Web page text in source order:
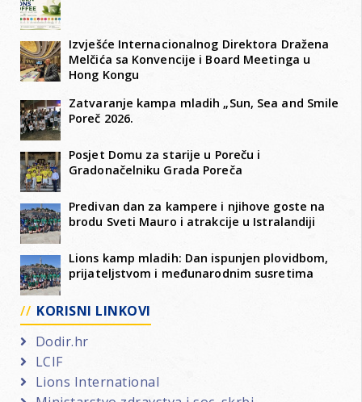
Izvješće Internacionalnog Direktora Dražena
Melčića sa Konvencije i Board Meetinga u
Hong Kongu
Zatvaranje kampa mladih „Sun, Sea and Smile
Poreč 2026.
Posjet Domu za starije u Poreču i
Gradonačelniku Grada Poreča
Predivan dan za kampere i njihove goste na
brodu Sveti Mauro i atrakcije u Istralandiji
Lions kamp mladih: Dan ispunjen plovidbom,
prijateljstvom i međunarodnim susretima
KORISNI LINKOVI
Dodir.hr
LCIF
Lions International